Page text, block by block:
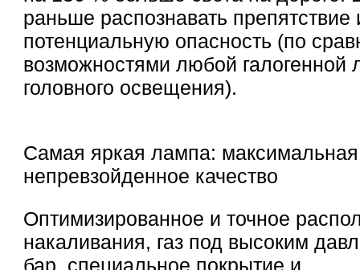
раньше распознавать препятствие
потенциальную опасность (по
возможностями любой галогенной
головного освещения).
Самая яркая лампа:
непревзойденное качество
Оптимизированное и точное
накаливания, газ под высоким
бар, специальное покрытие и